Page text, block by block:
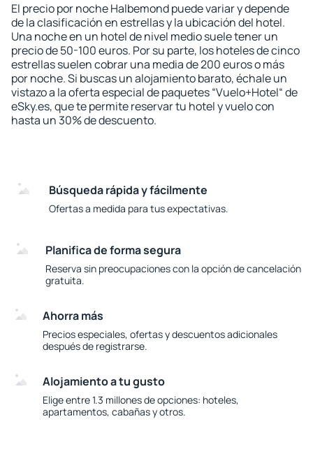
El precio por noche Halbemond puede variar y depende
de la clasificación en estrellas y la ubicación del hotel.
Una noche en un hotel de nivel medio suele tener un
precio de 50-100 euros. Por su parte, los hoteles de cinco
estrellas suelen cobrar una media de 200 euros o más
por noche. Si buscas un alojamiento barato, échale un
vistazo a la oferta especial de paquetes “Vuelo+Hotel“ de
eSky.es, que te permite reservar tu hotel y vuelo con
hasta un 30% de descuento.
Búsqueda rápida y fácilmente
Ofertas a medida para tus expectativas.
Planifica de forma segura
Reserva sin preocupaciones con la opción de cancelación
gratuita.
Ahorra más
Precios especiales, ofertas y descuentos adicionales
después de registrarse.
Alojamiento a tu gusto
Elige entre 1.3 millones de opciones: hoteles,
apartamentos, cabañas y otros.